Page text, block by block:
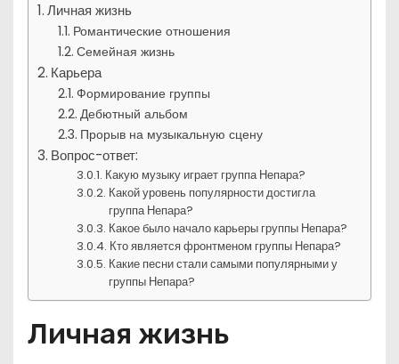
Личная жизнь
Романтические отношения
Семейная жизнь
Карьера
Формирование группы
Дебютный альбом
Прорыв на музыкальную сцену
Вопрос-ответ:
Какую музыку играет группа Непара?
Какой уровень популярности достигла
группа Непара?
Какое было начало карьеры группы Непара?
Кто является фронтменом группы Непара?
Какие песни стали самыми популярными у
группы Непара?
Личная жизнь